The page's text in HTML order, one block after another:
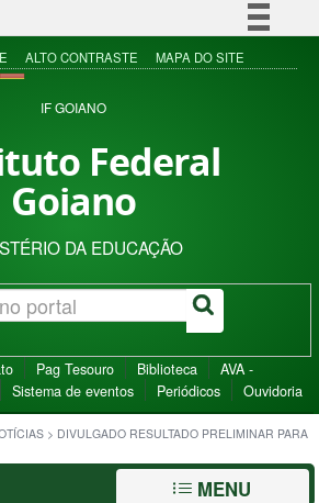
Simplifique!
Acesso à informação
ALTO CONTRASTE MAPA DO SITE
IF GOIANO
Federal
Goiano
DA EDUCAÇÃO
Pag Tesouro Biblioteca
AVA -
Sistema de eventos Periódicos Ouvidoria
> DIVULGADO RESULTADO PRELIMINAR PARA
MENU